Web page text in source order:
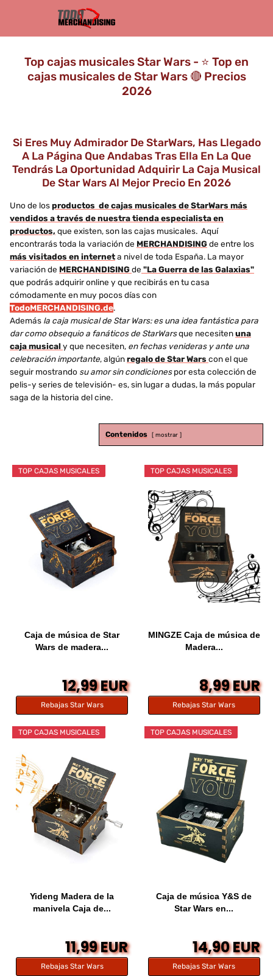
Top cajas musicales Star Wars - ⭐️ Top en
cajas musicales de Star Wars 🔴 Precios
2026
Si Eres Muy Admirador De StarWars, Has Llegado
A La Página Que Andabas Tras Ella En La Que
Tendrás La Oportunidad Adquirir La Caja Musical
De Star Wars Al Mejor Precio En 2026
Uno de losproductos de cajas musicales de StarWars más
vendidos a través de nuestra tienda especialista en
productos, que existen, son las cajas musicales. Aquí
encontrarás toda la variación de MERCHANDISINGde entre los
más visitados en interneta nivel de toda España. La mayor
variación de MERCHANDISINGde "La Guerra de las Galaxias"
que podrás adquirir online y que recibirás en tu casa
cómodamente en muy pocos días con
TodoMERCHANDISING.de.
Además la caja musical de Star Wars: es una idea fantástica para
dar como obsequio a fanáticos de StarWarsque necesitenuna
caja musical y que necesiten, en fechas venideras y ante una
celebración importante, algúnregalo de Star Wars con el que
seguir mostrando su amor sin condicionespor esta colección de
pelis-y series de televisión- es, sin lugar a dudas, la más popular
saga de la historia del cine.
Contenidos mostrar
TOP CAJAS MUSICALES
Caja de música de Star
Wars de madera...
12,99 EUR
Rebajas Star Wars
TOP CAJAS MUSICALES
MINGZE Caja de música de
Madera...
8,99 EUR
Rebajas Star Wars
TOP CAJAS MUSICALES
Yideng Madera de la
manivela Caja de...
11,99 EUR
Rebajas Star Wars
TOP CAJAS MUSICALES
Caja de música Y&S de
Star Wars en...
14,90 EUR
Rebajas Star Wars